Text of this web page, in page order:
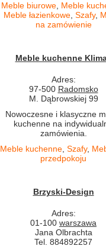
Meble biurowe, Meble
Meble łazienkowe, Szafy,
na zamówienie
Meble kuchenne
Adres:
97-500 Radomsko
M. Dąbrowskiej 99
Nowoczesne i klasyczne
kuchenne na
zamówienia.
Meble kuchenne, Szafy,
przedpokoju
Brzyski-Design
Adres:
01-100 warszawa
Jana Olbrachta
Tel. 884892257